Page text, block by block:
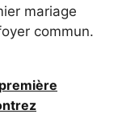
mariage
commun.